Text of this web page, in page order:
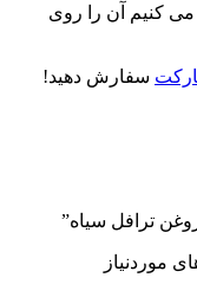
می کنیم آن را روی
سفارش دهید!
ترافل سیاه”
موردنیاز